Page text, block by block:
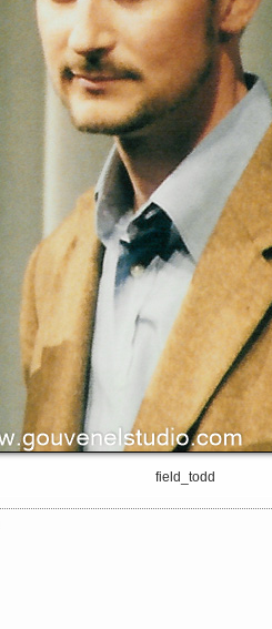
field_todd